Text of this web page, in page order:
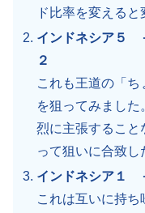
ド比率を変えると
インドネシア
２
これも王道の「ち
を狙ってみまし
烈に主張すること
って狙いに合致し
インドネシア１
これは互いに持